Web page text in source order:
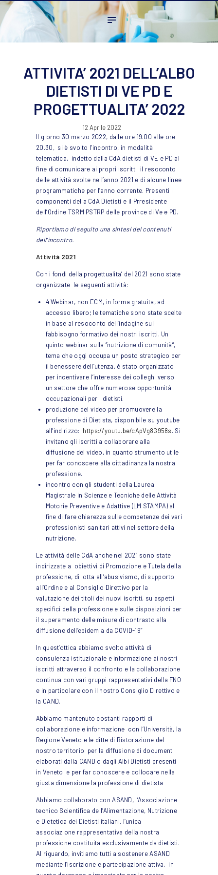
Home
L’ordine
Ambito Professionale
News
Contatti
ATTIVITA’ 2021 DELL’ALBO
DIETISTI DI VE PD E
PROGETTUALITA’ 2022
12 Aprile 2022
Il giorno 30 marzo 2022, dalle ore 19.00 alle ore
20.30, si è svolto l’incontro, in modalità
telematica, indetto dalla CdA dietisti di VE e PD al
fine di comunicare ai propri iscritti il resoconto
delle attività svolte nell’anno 2021 e di alcune linee
programmatiche per l’anno corrente. Presenti i
componenti della CdA Dietisti e il Prresidente
dell’Ordine TSRM PSTRP delle province di Ve e PD.
Riportiamo di seguito una sintesi dei contenuti
dell’incontro.
Attività 2021
Con i fondi della progettualita’ del 2021 sono state
organizzate le seguenti attività:
4 Webinar, non ECM, in forma gratuita, ad
accesso libero; le tematiche sono state scelte
in base al resoconto dell’indagine sul
fabbisogno formativo dei nostri iscritti. Un
quinto webinar sulla “nutrizione di comunità”,
tema che oggi occupa un posto strategico per
il benessere dell’utenza, è stato organizzato
per incentivare l’interesse dei colleghi verso
un settore che offre numerose opportunità
occupazionali per i dietisti.
produzione del video per promuovere la
professione di Dietista, disponibile su youtube
all’indirizzo: https://youtu.be/cApVg8G958s. Si
invitano gli iscritti a collaborare alla
diffusione del video, in quanto strumento utile
per far conoscere alla cittadinanza la nostra
professione.
incontro con gli studenti della Laurea
Magistrale in Scienze e Tecniche delle Attività
Motorie Preventive e Adattive (LM STAMPA) al
fine di fare chiarezza sulle competenze dei vari
professionisti sanitari attivi nel settore della
nutrizione.
Le attività delle CdA anche nel 2021 sono state
indirizzate a obiettivi di Promozione e Tutela della
professione, di lotta all’abusivismo, di supporto
all’Ordine e al Consiglio Direttivo per la
valutazione dei titoli dei nuovi iscritti, su aspetti
specifici della professione e sulle disposizioni per
il superamento delle misure di contrasto alla
diffusione dell’epidemia da COVID-19”
In quest’ottica abbiamo svolto attività di
consulenza istituzionale e informazione ai nostri
iscritti attraverso il confronto e la collaborazione
continua con vari gruppi rappresentativi della FNO
e in particolare con il nostro Consiglio Direttivo e
la CAND.
Abbiamo mantenuto costanti rapporti di
collaborazione e informazione con l’Università, la
Regione Veneto e le ditte di Ristorazione del
nostro territorio per la diffusione di documenti
elaborati dalla CAND o dagli Albi Dietisti presenti
in Veneto e per far conoscere e collocare nella
giusta dimensione la professione di dietista
Abbiamo collaborato con ASAND, l’Associazione
tecnico Scientifica dell’Alimentazione, Nutrizione
e Dietetica dei Dietisti italiani, l’unica
associazione rappresentativa della nostra
professione costituita esclusivamente da dietisti.
Al riguardo, invitiamo tutti a sostenere ASAND
mediante l’iscrizione e partecipazione attiva, in